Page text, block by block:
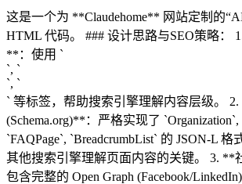
这是一个为 **Claudehome** 网站定制的
HTML 代码。 ### 设计思路与SEO策略：
**：使用 `
`, `
`, `
` 等标签，帮助搜索引擎理解内容层级。
(Schema.org)**：严格实现了 `Organization`,
`FAQPage`, `BreadcrumbList` 的 JSON-L 格
其他搜索引擎理解页面内容的关键。 3. **
包含完整的 Open Graph (Facebook/